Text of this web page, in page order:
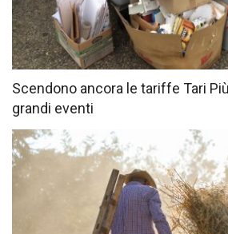
Scendono ancora le tariffe Tari
grandi eventi